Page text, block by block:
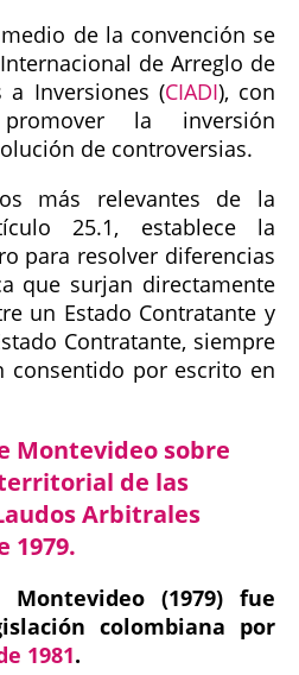
de la convención se
de Arreglo de
a Inversiones (CIADI), con
la inversión
de controversias.
más relevantes de la
25.1, establece la
para resolver diferencias
que surjan directamente
un Estado Contratante y
Contratante, siempre
consentido por escrito en
Montevideo sobre
de las
Arbitrales
1979.
Montevideo (1979) fue
colombiana por
1981.